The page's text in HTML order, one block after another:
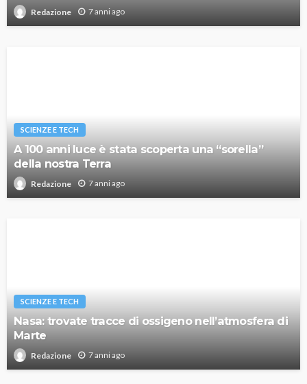
Redazione 7 anni ago
SCIENZE E TECH
A 100 anni luce è stata scoperta una “sorella”
della nostra Terra
Redazione 7 anni ago
SCIENZE E TECH
Nasa: trovate tracce di ossigeno nell’atmosfera di
Marte
Redazione 7 anni ago